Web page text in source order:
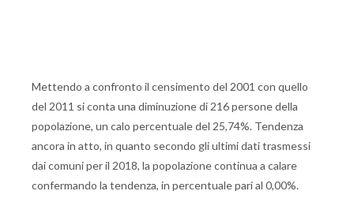
Mettendo a confronto il censimento del 2001 con quello
del 2011 si conta una diminuzione di 216 persone della
popolazione, un calo percentuale del 25,74%. Tendenza
ancora in atto, in quanto secondo gli ultimi dati trasmessi
dai comuni per il 2018, la popolazione continua a calare
confermando la tendenza, in percentuale pari al 0,00%.